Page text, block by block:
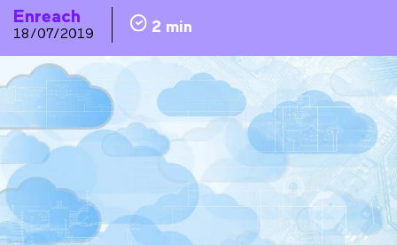
Enreach
18/07/2019 2 min